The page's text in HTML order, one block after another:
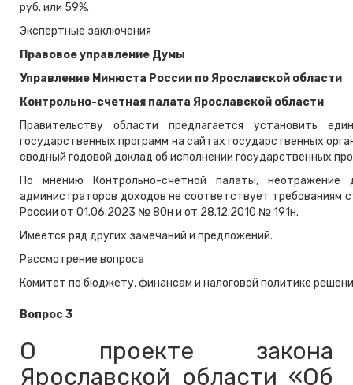
руб. или 59%.
Экспертные заключения
Правовое управление Думы
Управление Минюста России по Ярославской области
Контрольно-счетная палата Ярославской области
Правительству области предлагается установить
государственных программ на сайтах государственных
сводный годовой доклад об исполнении государственных
По мнению Контрольно-счетной палаты,
администраторов доходов не соответствует
России от 01.06.2023 № 80н и от 28.12.2010 № 191н.
Имеется ряд других замечаний и предложений.
Рассмотрение вопроса
Комитет по бюджету, финансам и налоговой политике
Вопрос 3
О проекте закона
Ярославской области «Об